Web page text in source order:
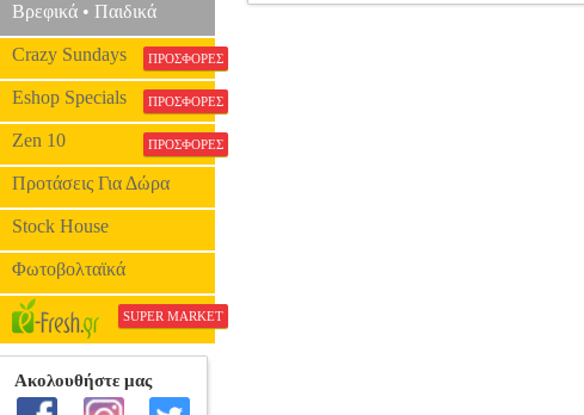
Βρεφικά • Παιδικά
Crazy Sundays ΠΡΟΣΦΟΡΕΣ
Eshop Specials ΠΡΟΣΦΟΡΕΣ
Zen 10 ΠΡΟΣΦΟΡΕΣ
Προτάσεις Για Δώρα
Stock House
Φωτοβολταϊκά
SUPER MARKET